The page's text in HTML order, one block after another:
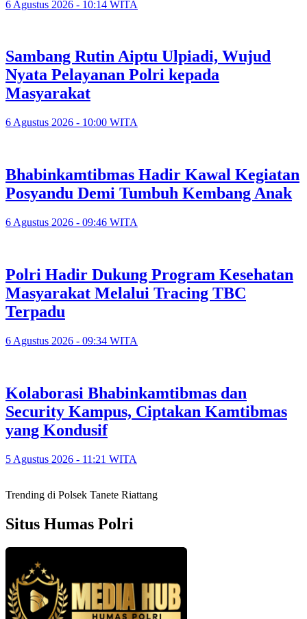
6 Agustus 2026 - 10:14 WITA
Sambang Rutin Aiptu Ulpiadi, Wujud
Nyata Pelayanan Polri kepada
Masyarakat
6 Agustus 2026 - 10:00 WITA
Bhabinkamtibmas Hadir Kawal Kegiatan
Posyandu Demi Tumbuh Kembang Anak
6 Agustus 2026 - 09:46 WITA
Polri Hadir Dukung Program Kesehatan
Masyarakat Melalui Tracing TBC
Terpadu
6 Agustus 2026 - 09:34 WITA
Kolaborasi Bhabinkamtibmas dan
Security Kampus, Ciptakan Kamtibmas
yang Kondusif
5 Agustus 2026 - 11:21 WITA
Trending di Polsek Tanete Riattang
Situs Humas Polri